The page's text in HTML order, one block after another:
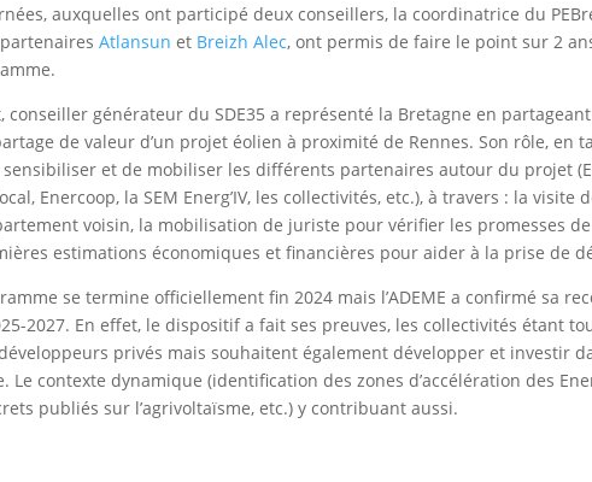
auxquelles ont participé deux conseillers, la coordinatrice du
Atlansun et Breizh Alec, ont permis de faire le point sur 2
conseiller générateur du SDE35 a représenté la Bretagne en
de valeur d’un projet éolien à proximité de Rennes. Son rôle, en
sensibiliser et de mobiliser les différents partenaires autour du projet
Enercoop, la SEM Energ’IV, les collectivités, etc.), à travers : la visite
voisin, la mobilisation de juriste pour vérifier les promesses
estimations économiques et financières pour aider à la prise de
se termine officiellement fin 2024 mais l’ADEME a confirmé sa
2027. En effet, le dispositif a fait ses preuves, les collectivités étant
privés mais souhaitent également développer et investir
Le contexte dynamique (identification des zones d’accélération des
publiés sur l’agrivoltaïsme, etc.) y contribuant aussi.